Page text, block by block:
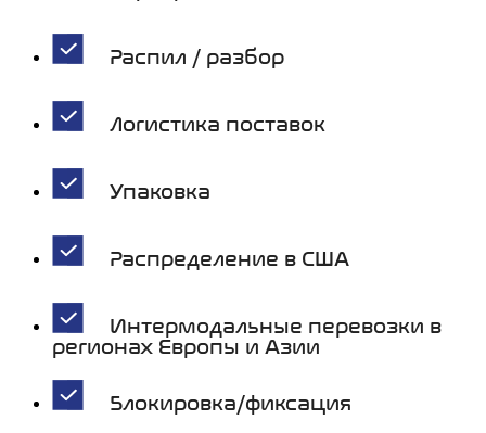
Распил / разбор
Логистика поставок
Упаковка
Распределение в США
Интермодальные перевозки в
регионах Европы и Азии
Блокировка/фиксация